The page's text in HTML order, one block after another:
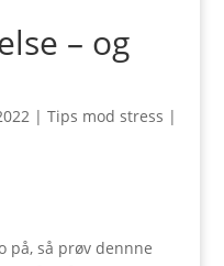
– og
| Tips mod stress |
på, så prøv dennne